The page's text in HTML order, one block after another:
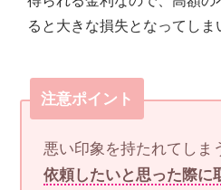
ると大きな損失となってしま
注意ポイント
悪い印象を持たれてしま
依頼したいと思った際に